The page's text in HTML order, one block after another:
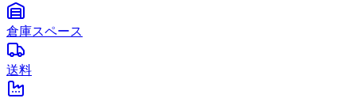
倉庫スペース
送料